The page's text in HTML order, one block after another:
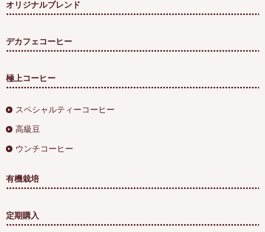
オリジナルブレンド
デカフェコーヒー
極上コーヒー
スペシャルティーコーヒー
高級豆
ウンチコーヒー
有機栽培
定期購入